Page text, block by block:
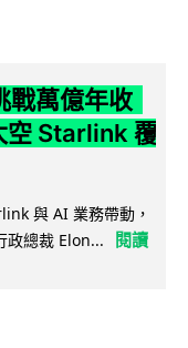
戰萬億年收
空 Starlink 覆
與 AI 業務帶動，
政總裁 Elon...
閱讀